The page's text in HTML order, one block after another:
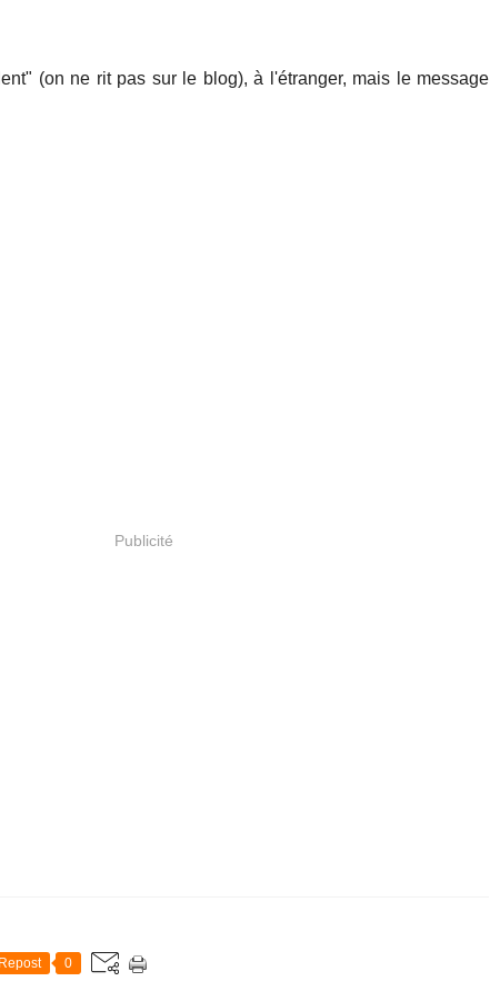
(on ne rit pas sur le blog), à l'étranger, mais le message
Publicité
Repost 0